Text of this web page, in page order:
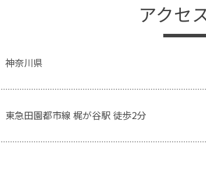
アクセ
神奈川県
東急田園都市線 梶が谷駅 徒歩2分